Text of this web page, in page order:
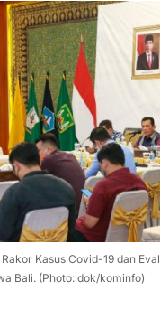
Kasus Covid-19 dan
Bali. (Photo: dok/kominfo)